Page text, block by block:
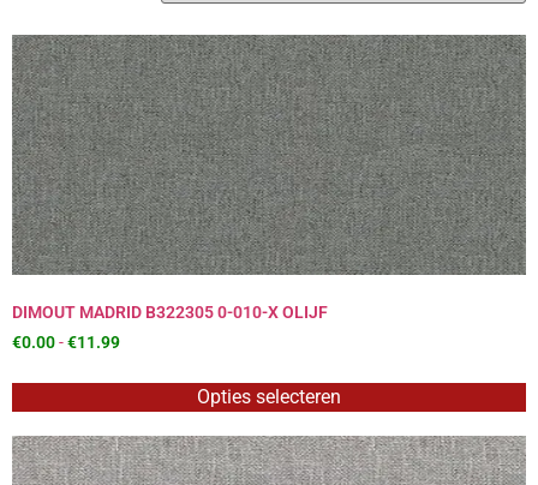
DIMOUT MADRID B322305 0-010-X OLIJF
€0.00-€11.99
Opties selecteren